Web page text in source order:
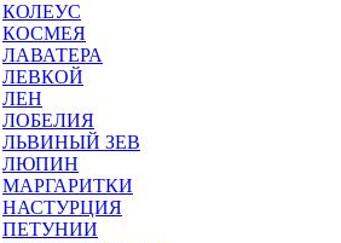
КОЛЕУС
КОСМЕЯ
ЛАВАТЕРА
ЛЕВКОЙ
ЛЕН
ЛОБЕЛИЯ
ЛЬВИНЫЙ ЗЕВ
ЛЮПИН
МАРГАРИТКИ
НАСТУРЦИЯ
ПЕТУНИИ